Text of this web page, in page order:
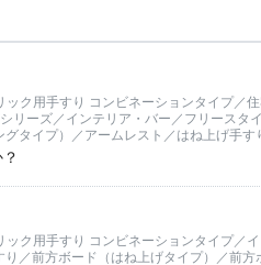
ク用手すり コンビネーションタイプ／
リーズ／インテリア・バー／フリースタ
タイプ）／アームレスト／はね上げ手す
ク用手すり コンビネーションタイプ／
／前方ボード（はね上げタイプ）／前